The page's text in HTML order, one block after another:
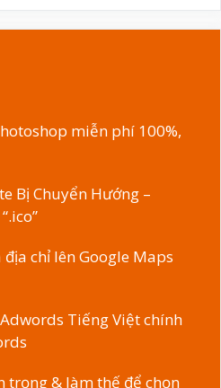
miễn phí 100%,
Bị Chuyển Hướng –
chỉ lên Google Maps
Tiếng Việt chính
trọng & làm thế để chọn